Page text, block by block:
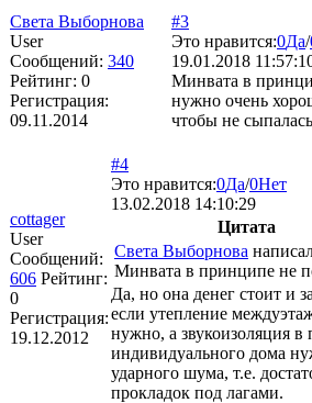
Света Выборнова
User
Сообщений: 340
Рейтинг: 0
Регистрация:
09.11.2014
#3
Это нравится:0Да/
19.01.2018
Минвата в
нужно очень
чтобы не
cottager
User
Сообщений:
606 Рейтинг:
0
Регистрация:
19.12.2012
#4
Это нравится:0Да/0Нет
13.02.2018 14:10:29
Цитата
Света Выборнова
Минвата в принципе не
Да, но она денег стоит и
если утепление
нужно, а звукоизоляция в
индивидуального дома
ударного шума, т.е.
прокладок под лагами.